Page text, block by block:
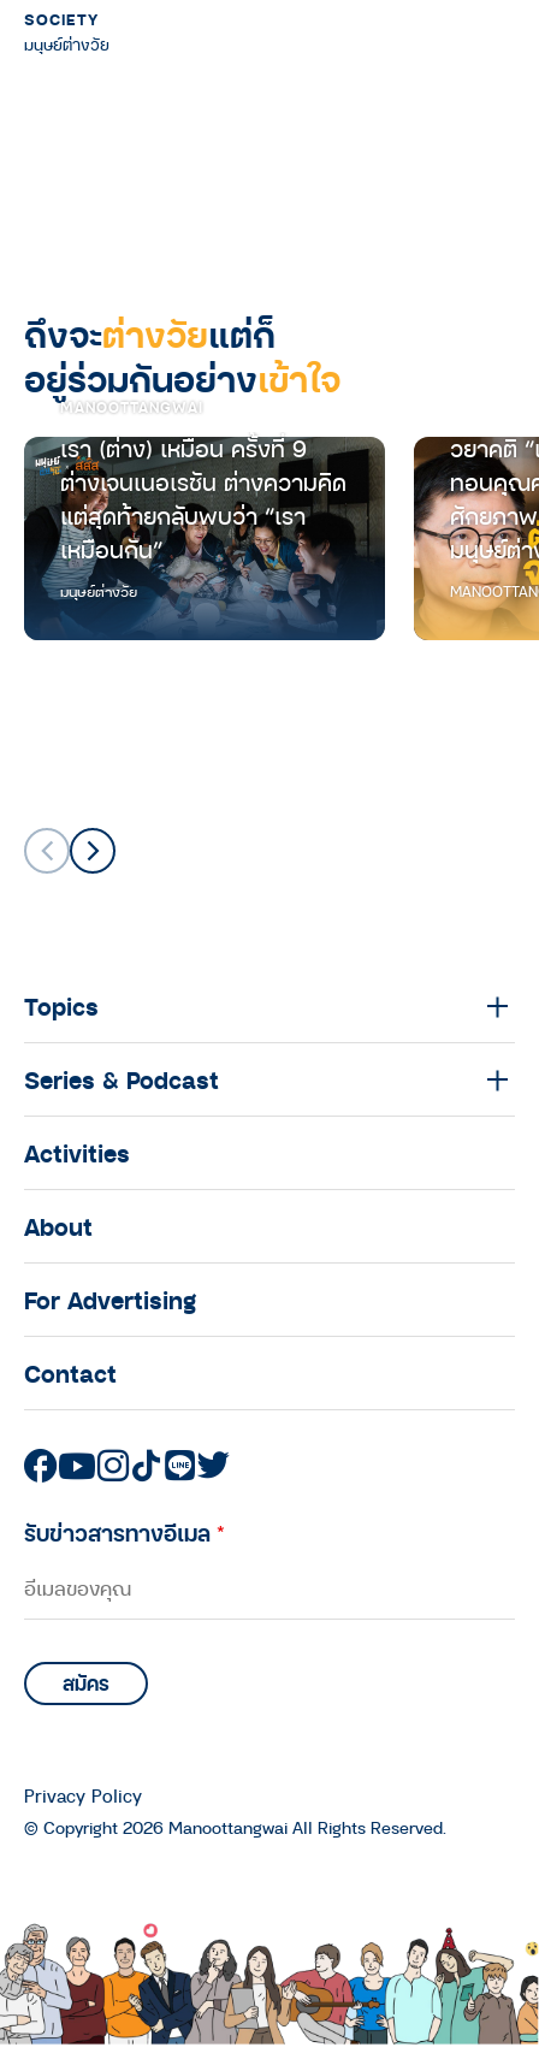
SOCIETY
มนุษย์ต่างวัย
ถึงจะต่างวัยแต่ก็
อยู่ร่วมกันอย่างเข้าใจ
MANOOTTANGWAI
เรา (ต่าง) เหมือน ครั้งที่ 9
ต่างเจนเนอเรชัน ต่างความคิด
แต่สุดท้ายกลับพบว่า “เรา
เหมือนกัน”
มนุษย์ต่างวัย
วยาคติ
ทอนคุณ
ศักยภา
มนุษย์ต่า
Topics
Series & Podcast
Activities
About
For Advertising
Contact
รับข่าวสารทางอีเมล*
© Copyright 2026 Manoottangwai All Rights Reserved.
Privacy Policy